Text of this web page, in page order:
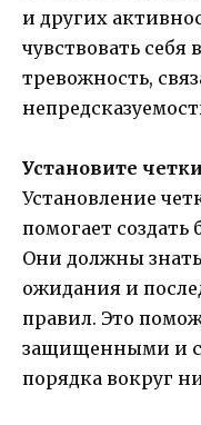
и других
чувствовать
тревожность,
Установите
Установление
помогает создать
Они должны
ожидания и
правил. Это
защищенными и
порядка вокруг